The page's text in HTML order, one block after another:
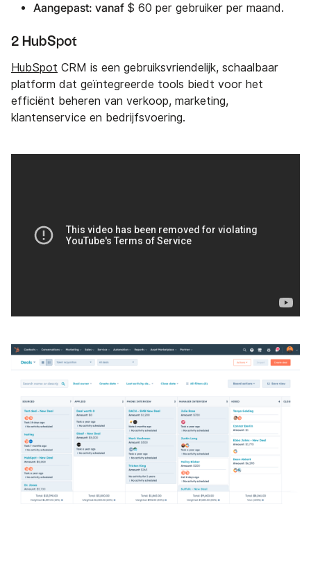
Aangepast: vanaf $ 60 per gebruiker per maand.
2 HubSpot
HubSpot CRM is een gebruiksvriendelijk, schaalbaar
platform dat geïntegreerde tools biedt voor het
efficiënt beheren van verkoop, marketing,
klantenservice en bedrijfsvoering.